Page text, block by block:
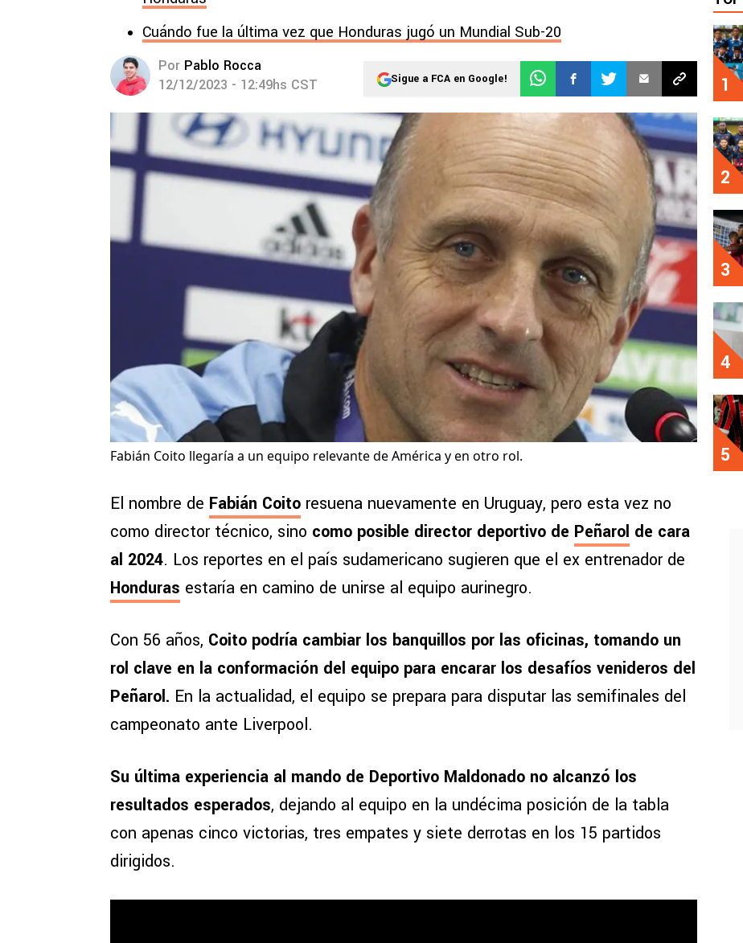
Cuándo fue la última vez que Honduras jugó un Mundial Sub-20
Por Pablo Rocca
12/12/2023 - 12:49hs CST
Sigue a FCA en Google!
Fabián Coito llegaría a un equipo relevante de América y en otro rol.
El nombre de Fabián Coito resuena nuevamente en Uruguay, pero esta vez no
como director técnico, sino como posible director deportivo de Peñarol de cara
al 2024. Los reportes en el país sudamericano sugieren que el ex entrenador de
Honduras estaría en camino de unirse al equipo aurinegro.
Con 56 años, Coito podría cambiar los banquillos por las oficinas, tomando un
rol clave en la conformación del equipo para encarar los desafíos venideros del
Peñarol. En la actualidad, el equipo se prepara para disputar las semifinales del
campeonato ante Liverpool.
Su última experiencia al mando de Deportivo Maldonado no alcanzó los
resultados esperados, dejando al equipo en la undécima posición de la tabla
con apenas cinco victorias, tres empates y siete derrotas en los 15 partidos
dirigidos.
1
2
3
4
5